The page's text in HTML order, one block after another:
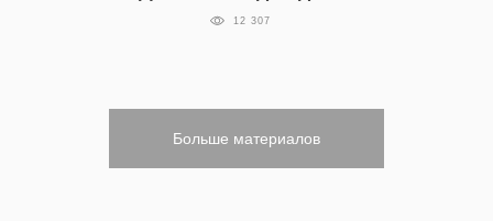
12 307
Больше материалов